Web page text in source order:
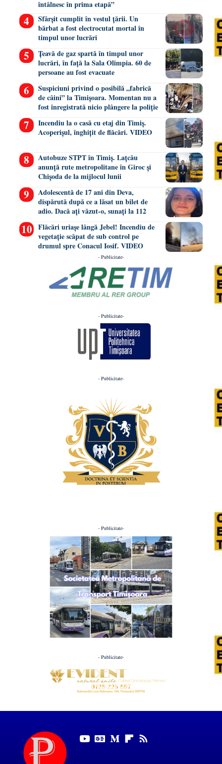
întâlnesc în prima etapă”
Sfârșit cumplit în vestul țării. Un
bărbat a fost electrocutat mortal în
timpul unor lucrări
Țeavă de gaz spartă în timpul unor
lucrări, în față la Sala Olimpia. 60 de
persoane au fost evacuate
Suspiciuni privind o posibilă „fabrică
de câini” la Timișoara. Momentan nu a
fost înregistrată nicio plângere la poliție
Incendiu la o casă cu etaj din Timiș.
Acoperișul, înghițit de flăcări. VIDEO
Autobuze STPT în Timiș. Lațcău
anunță rute metropolitane în Giroc și
Chișoda de la mijlocul lunii
Adolescentă de 17 ani din Deva,
dispărută după ce a lăsat un bilet de
adio. Dacă ați văzut-o, sunați la 112
Flăcări uriașe lângă Jebel! Incendiu de
vegetație scăpat de sub control pe
drumul spre Conacul Iosif. VIDEO
- Publicitate-
- Publicitate-
- Publicitate-
- Publicitate-
- Publicitate-